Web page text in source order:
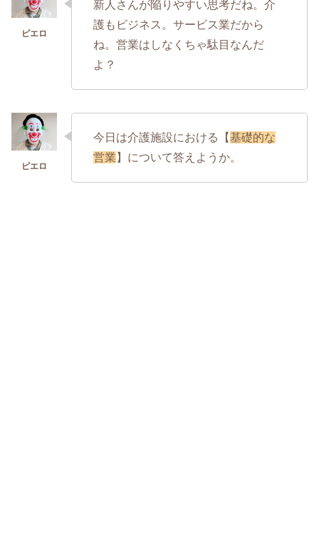
新人さんが陥りやすい思考だね。介
護もビジネス。サービス業だから
ね。営業はしなくちゃ駄目なんだ
よ？
今日は介護施設における【基礎的な
営業 】について答えようか。